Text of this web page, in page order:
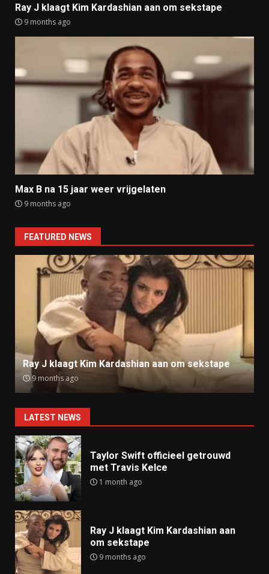
Ray J klaagt Kim Kardashian aan om sekstape
9 months ago
Max B na 15 jaar weer vrijgelaten
9 months ago
FEATURED NEWS
Ray J klaagt Kim Kardashian aan om sekstape
9 months ago
LATEST NEWS
Taylor Swift officieel getrouwd
met Travis Kelce
1 month ago
Ray J klaagt Kim Kardashian aan
om sekstape
9 months ago